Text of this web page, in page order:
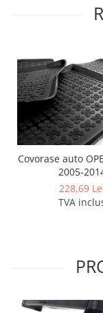
Scut motor Alfa
Scut motor Bmw
Scut motor BYD
Scut motor
Scut motor Citroen
Scut motor Cupra
Scut motor Dacia
Scut motor Daewoo
Scut motor EVO
Scut motor Fiat
Covorase auto
2005-
228,69
TVA